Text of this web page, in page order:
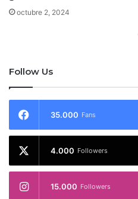
octubre 2, 2024
Follow Us
35.000 Fans
4.000 Followers
15.000 Followers